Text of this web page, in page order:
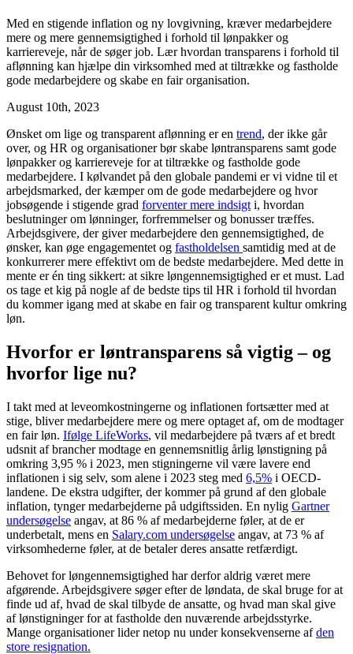
Med en stigende inflation og ny lovgivning, kræver medarbejdere
mere og mere gennemsigtighed i forhold til lønpakker og
karriereveje, når de søger job. Lær hvordan transparens i forhold til
aflønning kan hjælpe din virksomhed med at tiltrække og fastholde
gode medarbejdere og skabe en fair organisation.
August 10th, 2023
Ønsket om lige og transparent aflønning er en trend, der ikke går
over, og HR og organisationer bør skabe løntransparens samt gode
lønpakker og karriereveje for at tiltrække og fastholde gode
medarbejdere. I kølvandet på den globale pandemi er vi vidne til et
arbejdsmarked, der kæmper om de gode medarbejdere og hvor
jobsøgende i stigende grad forventer mere indsigt i, hvordan
beslutninger om lønninger, forfremmelser og bonusser træffes.
Arbejdsgivere, der giver medarbejdere den gennemsigtighed, de
ønsker, kan øge engagementet og fastholdelsen samtidig med at de
konkurrerer mere effektivt om de bedste medarbejdere. Med dette in
mente er én ting sikkert: at sikre løngennemsigtighed er et must. Lad
os tage et kig på nogle af de bedste tips til HR i forhold til hvordan
du kommer igang med at skabe en fair og transparent kultur omkring
løn.
Hvorfor er løntransparens så vigtig – og
hvorfor lige nu?
I takt med at leveomkostningerne og inflationen fortsætter med at
stige, bliver medarbejdere mere og mere optaget af, om de modtager
en fair løn. Ifølge LifeWorks, vil medarbejdere på tværs af et bredt
udsnit af brancher modtage en gennemsnitlig årlig lønstigning på
omkring 3,95 % i 2023, men stigningerne vil være lavere end
inflationen i sig selv, som alene i 2023 steg med 6,5% i OECD-
landene. De ekstra udgifter, der kommer på grund af den globale
inflation, tynger medarbejderne på udgiftssiden. En nylig Gartner
undersøgelse angav, at 86 % af medarbejderne føler, at de er
underbetalt, mens en Salary.com undersøgelse angav, at 73 % af
virksomhederne føler, at de betaler deres ansatte retfærdigt.
Behovet for løngennemsigtighed har derfor aldrig været mere
afgørende. Arbejdsgivere søger efter de løndata, de skal bruge for at
finde ud af, hvad de skal tilbyde de ansatte, og hvad man skal give
af lønstigninger for at fastholde den nuværende arbejdsstyrke.
Mange organisationer lider netop nu under konsekvenserne afden
store resignation.